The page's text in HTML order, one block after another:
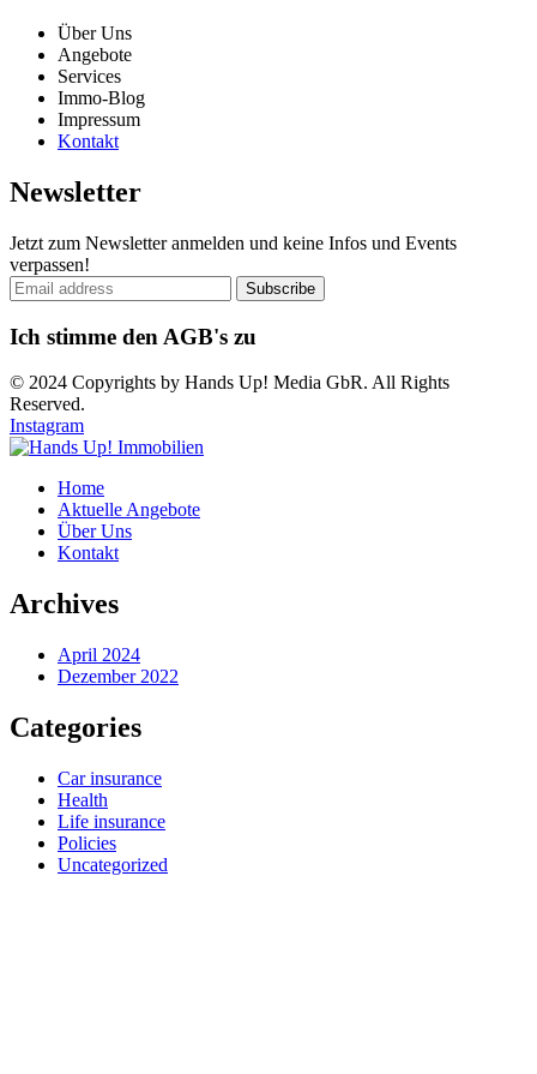
Über Uns
Angebote
Services
Immo-Blog
Impressum
Kontakt
Newsletter
Jetzt zum Newsletter anmelden und keine Infos und Events
verpassen!
Ich stimme den AGB's zu
© 2024 Copyrights by Hands Up! Media GbR. All Rights
Reserved.
Instagram
Home
Aktuelle Angebote
Über Uns
Kontakt
Archives
April 2024
Dezember 2022
Categories
Car insurance
Health
Life insurance
Policies
Uncategorized